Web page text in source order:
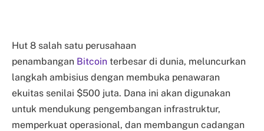
Hut 8 salah satu perusahaan
penambangan Bitcoin terbesar di dunia, meluncurkan
langkah ambisius dengan membuka penawaran
ekuitas senilai $500 juta. Dana ini akan digunakan
untuk mendukung pengembangan infrastruktur,
memperkuat operasional, dan membangun cadangan